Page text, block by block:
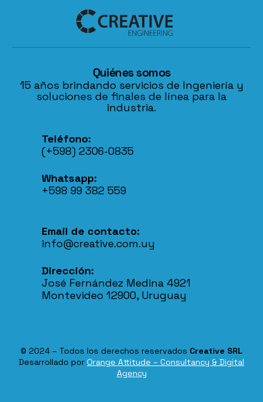
Quiénes somos
15 años brindando servicios de Ingeniería y
soluciones de finales de línea para la
industria.
Teléfono:
(+598) 2306-0835
Whatsapp:
+598 99 382 559
Email de contacto:
info@creative.com.uy
Dirección:
José Fernández Medina 4921
Montevideo 12900, Uruguay
© 2024 – Todos los derechos reservados Creative SRL
Desarrollado por Orange Attitude – Consultancy & Digital
Agency
Contacto